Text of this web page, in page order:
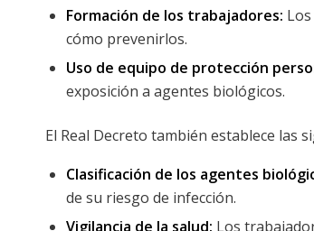
Formación de los trabajadores:
cómo prevenirlos.
Uso de equipo de protección
exposición a agentes biológicos.
El Real Decreto también establece las
Clasificación de los agentes
de su riesgo de infección.
Vigilancia de la salud: Los